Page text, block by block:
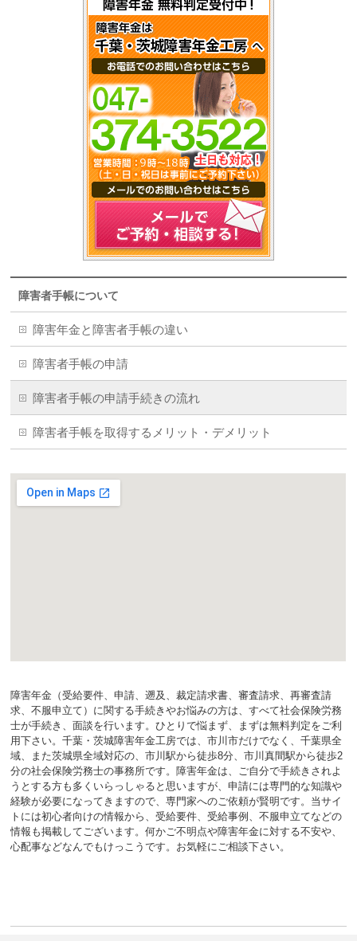
障害者手帳について
障害年金と障害者手帳の違い
障害者手帳の申請
障害者手帳の申請手続きの流れ
障害者手帳を取得するメリット・デメリット
障害年金（受給要件、申請、遡及、裁定請求書、審査請求、再審査請
求、不服申立て）に関する手続きやお悩みの方は、すべて社会保険労務
士が手続き、面談を行います。ひとりで悩まず、まずは無料判定をご利
用下さい。千葉・茨城障害年金工房では、市川市だけでなく、千葉県全
域、また茨城県全域対応の、市川駅から徒歩8分、市川真間駅から徒歩2
分の社会保険労務士の事務所です。障害年金は、ご自分で手続きされよ
うとする方も多くいらっしゃると思いますが、申請には専門的な知識や
経験が必要になってきますので、専門家へのご依頼が賢明です。当サイ
トには初心者向けの情報から、受給要件、受給事例、不服申立てなどの
情報も掲載してございます。何かご不明点や障害年金に対する不安や、
心配事などなんでもけっこうです。お気軽にご相談下さい。